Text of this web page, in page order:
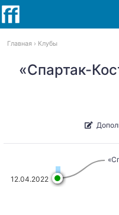
Главная Клубы
«Спартак-
12.04.2022